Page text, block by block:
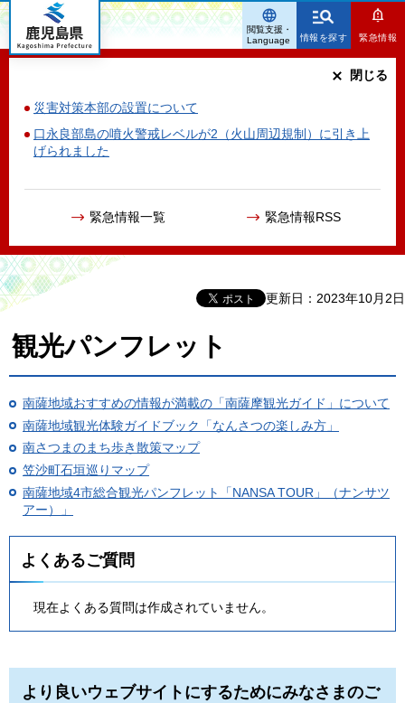
鹿児島県
情報を探す 緊急情報
災害対策本部の設置について
口永良部島の噴火警戒レベルが2（火山周辺規制）に引き上
げられました
緊急情報一覧 緊急情報RSS
閉じる
閲覧支援・
Language
更新日：2023年10月2日
観光パンフレット
南薩地域おすすめの情報が満載の「南薩摩観光ガイド」について
南薩地域観光体験ガイドブック「なんさつの楽しみ方」
南さつまのまち歩き散策マップ
笠沙町石垣巡りマップ
南薩地域4市総合観光パンフレット「NANSA TOUR」（ナンサツ
アー）」
よくあるご質問
現在よくある質問は作成されていません。
より良いウェブサイトにするためにみなさまのご